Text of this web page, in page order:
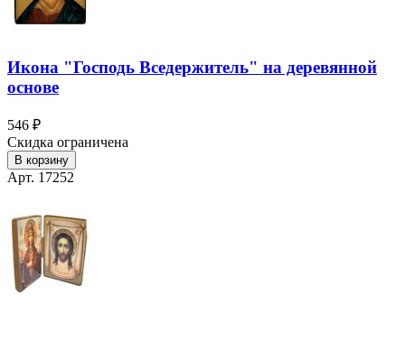
Икона "Господь Вседержитель" на деревянной
основе
546 ₽
Скидка ограничена
В корзину
Арт. 17252